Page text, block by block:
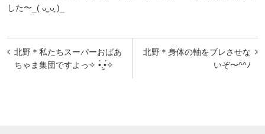
した〜_( ᴗ͈ˬᴗ͈ )_
投
稿
北野＊身体の軸をブレさせな
いぞ〜‎^^ﾉ
北野＊私たちスーパーおばあ
ちゃま集団ですよっ✧ •̀.̫•́✧